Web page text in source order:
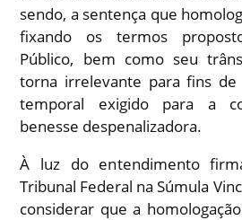
sendo, a sentença que
fixando os termos
Público, bem como seu
torna irrelevante para fins de
temporal exigido para a
benesse despenalizadora.
À luz do entendimento
Tribunal Federal na Súmula
considerar que a